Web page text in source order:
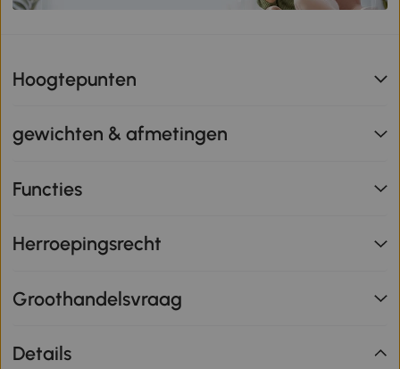
Hoogtepunten
gewichten & afmetingen
Functies
Herroepingsrecht
Groothandelsvraag
Details